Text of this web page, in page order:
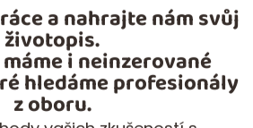
a nahrajte nám svůj
životopis.
i neinzerované
hledáme profesionály
z oboru.